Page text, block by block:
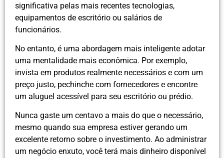
significativa pelas mais recentes tecnologias,
equipamentos de escritório ou salários de
funcionários.
No entanto, é uma abordagem mais inteligente adotar
uma mentalidade mais econômica. Por exemplo,
invista em produtos realmente necessários e com um
preço justo, pechinche com fornecedores e encontre
um aluguel acessível para seu escritório ou prédio.
Nunca gaste um centavo a mais do que o necessário,
mesmo quando sua empresa estiver gerando um
excelente retorno sobre o investimento. Ao administrar
um negócio enxuto, você terá mais dinheiro disponível